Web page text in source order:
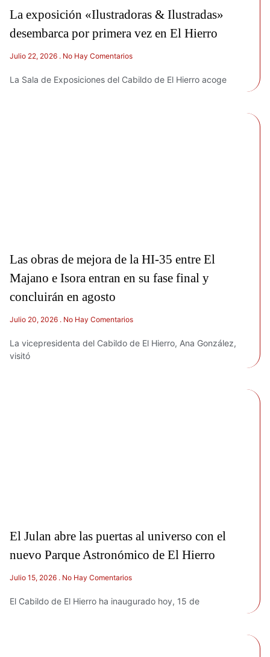
La exposición «Ilustradoras & Ilustradas»
desembarca por primera vez en El Hierro
Julio 22, 2026 No Hay Comentarios
La Sala de Exposiciones del Cabildo de El Hierro acoge
Las obras de mejora de la HI-35 entre El
Majano e Isora entran en su fase final y
concluirán en agosto
Julio 20, 2026 No Hay Comentarios
La vicepresidenta del Cabildo de El Hierro, Ana González,
visitó
El Julan abre las puertas al universo con el
nuevo Parque Astronómico de El Hierro
Julio 15, 2026 No Hay Comentarios
El Cabildo de El Hierro ha inaugurado hoy, 15 de